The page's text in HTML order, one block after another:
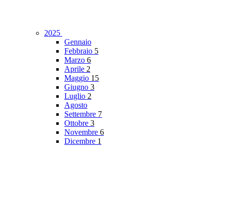
2025
Gennaio
Febbraio 5
Marzo 6
Aprile 2
Maggio 15
Giugno 3
Luglio 2
Agosto
Settembre 7
Ottobre 3
Novembre 6
Dicembre 1